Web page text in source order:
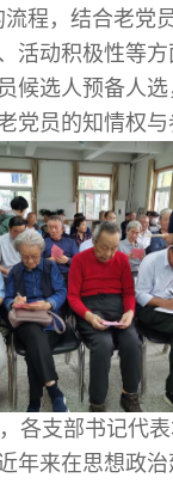
程，结合老党
活动积极性等
候选人预备人
党员的知情权与
各支部书记代
年来在思想政